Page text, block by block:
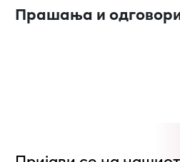
Прашања и